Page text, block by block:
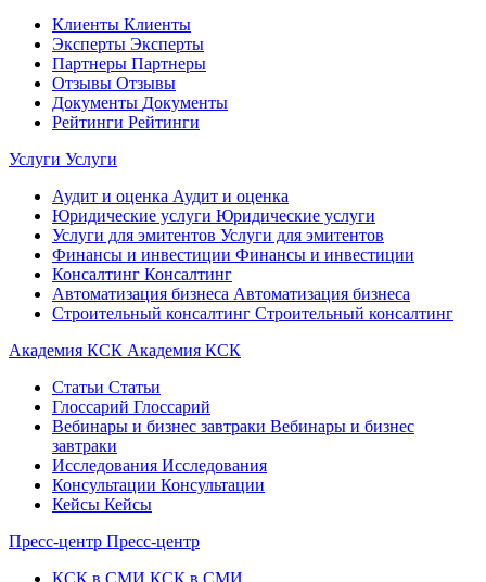
Клиенты Клиенты
Эксперты Эксперты
Партнеры Партнеры
Отзывы Отзывы
Документы Документы
Рейтинги Рейтинги
Услуги Услуги
Аудит и оценка Аудит и оценка
Юридические услуги Юридические услуги
Услуги для эмитентов Услуги для эмитентов
Финансы и инвестиции Финансы и инвестиции
Консалтинг Консалтинг
Автоматизация бизнеса Автоматизация бизнеса
Строительный консалтинг Строительный консалтинг
Академия КСК Академия КСК
Статьи Статьи
Глоссарий Глоссарий
Вебинары и бизнес завтраки Вебинары и бизнес
завтраки
Исследования Исследования
Консультации Консультации
Кейсы Кейсы
Пресс-центр Пресс-центр
КСК в СМИ КСК в СМИ